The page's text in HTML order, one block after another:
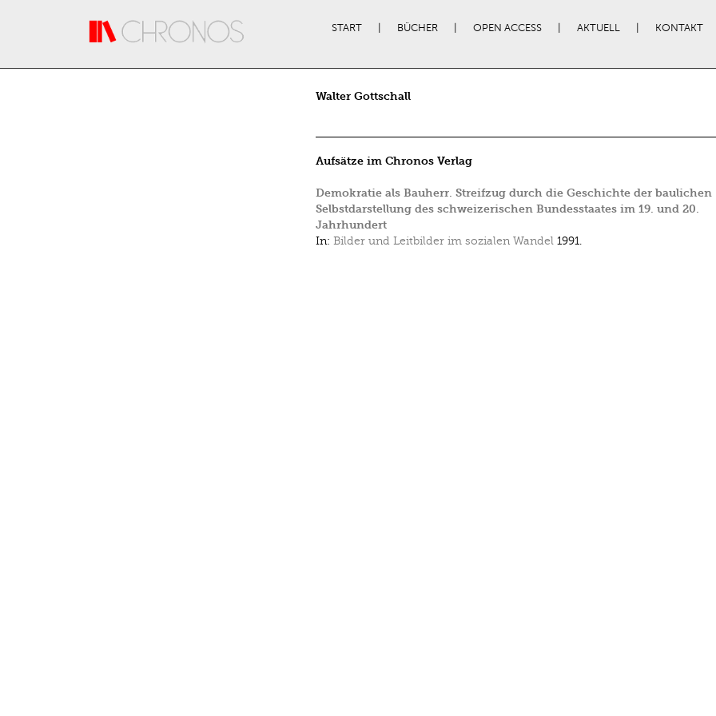
START BÜCHER OPEN ACCESS AKTUELL KONTAKT
Walter Gottschall
Aufsätze im Chronos Verlag
Demokratie als Bauherr. Streifzug durch die Geschichte der baulichen
Selbstdarstellung des schweizerischen Bundesstaates im 19. und 20.
Jahrhundert
In: Bilder und Leitbilder im sozialen Wandel 1991.